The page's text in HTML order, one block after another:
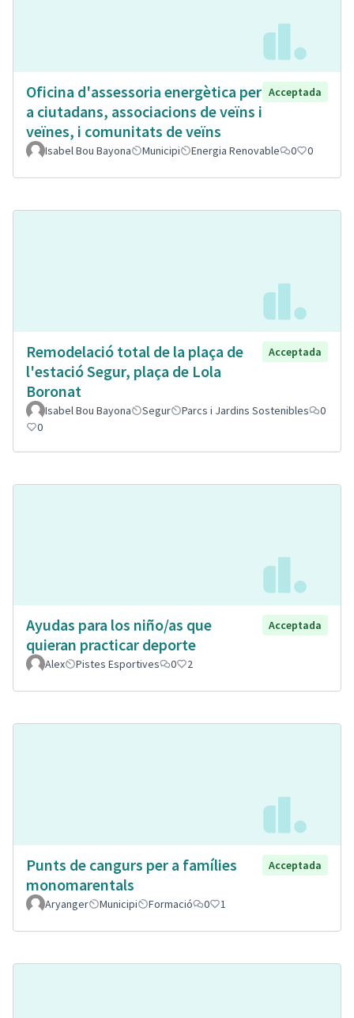
Oficina d'assessoria energètica per
a ciutadans, associacions de veïns i
veïnes, i comunitats de veïns
Acceptada
Isabel Bou Bayona Municipi Energia Renovable 0 0
Remodelació total de la plaça de
l'estació Segur, plaça de Lola
Boronat
Acceptada
Isabel Bou Bayona Segur Parcs i Jardins Sostenibles
0
0
Ayudas para los niño/as que
quieran practicar deporte
Acceptada
Alex Pistes Esportives 0 2
Punts de cangurs per a famílies
monomarentals
Acceptada
Aryanger Municipi Formació 0 1